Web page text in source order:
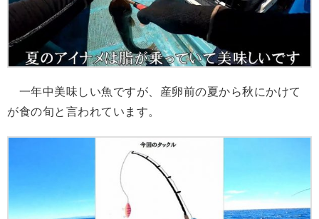
一年中美味しい魚ですが、産卵前の夏から秋にかけて
が食の旬と言われています。